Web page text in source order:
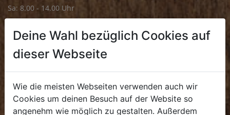
Sa: 8.00 - 14.00 Uhr
Mo - Fr: 8.00 - 16.00 Uhr
. +43 7272 4859 70
Deine Wahl bezüglich Cookies auf
dieser Webseite
Wie die meisten Webseiten verwenden auch wir
Cookies um deinen Besuch auf der Website so
angenehm wie möglich zu gestalten. Außerdem